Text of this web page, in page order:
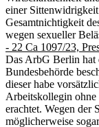
einer
Gesamtnichtigkeit
wegen sexueller
- 22 Ca 1097/23,
Das ArbG Berlin hat
Bundesbehörde
dieser habe
Arbeitskollegin
erachtet. Wegen der
möglicherweise